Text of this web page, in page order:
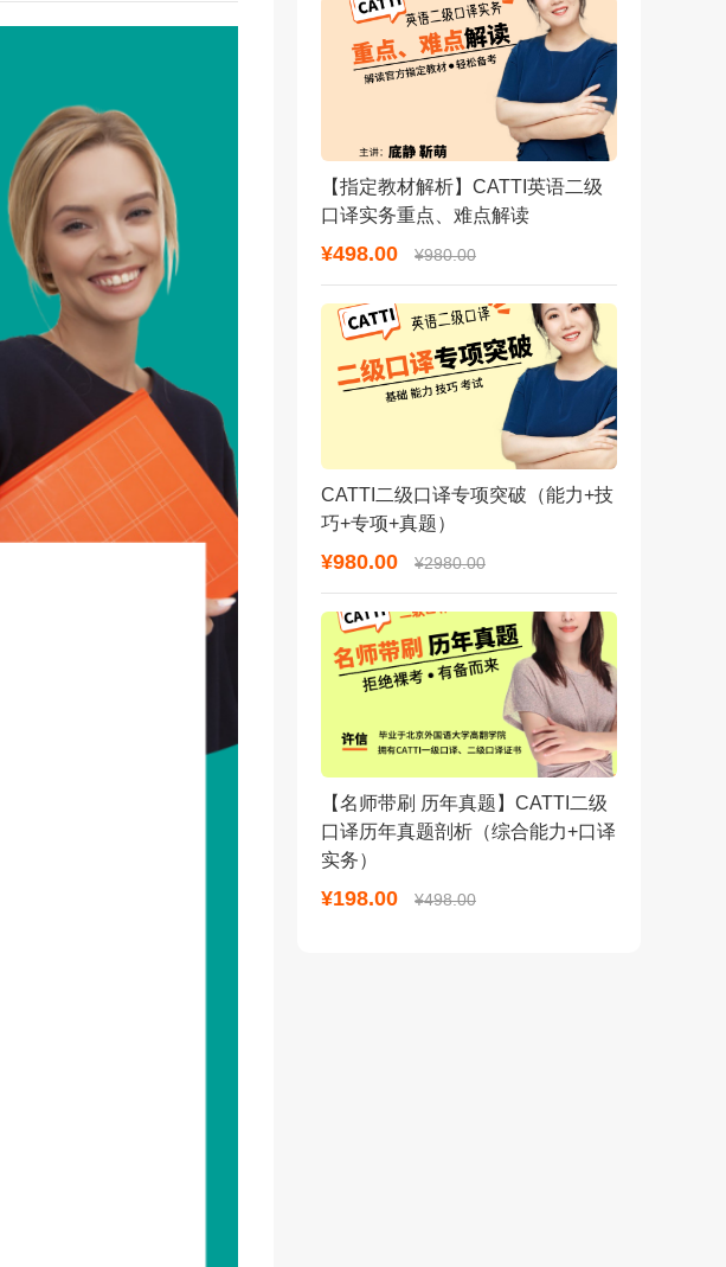
【指定教材解析】CATTI英语二级
口译实务重点、难点解读
¥498.00 ¥980.00
CATTI二级口译专项突破（能力+技
巧+专项+真题）
¥980.00 ¥2980.00
【名师带刷 历年真题】CATTI二级
口译历年真题剖析（综合能力+口译
实务）
¥198.00 ¥498.00